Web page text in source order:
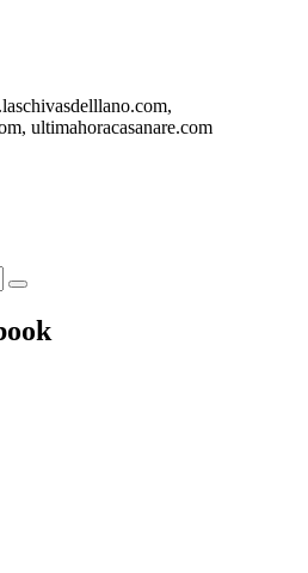
ultimahoracasanare.com